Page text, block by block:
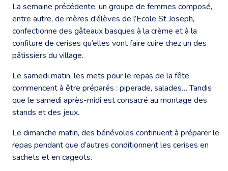
La semaine précédente, un groupe de femmes composé,
entre autre, de mères d’élèves de l’Ecole St Joseph,
confectionne des gâteaux basques à la crème et à la
confiture de cerises qu’elles vont faire cuire chez un des
pâtissiers du village.
Le samedi matin, les mets pour le repas de la fête
commencent à être préparés : piperade, salades… Tandis
que le samedi après-midi est consacré au montage des
stands et des jeux.
Le dimanche matin, des bénévoles continuent à préparer le
repas pendant que d’autres conditionnent les cerises en
sachets et en cageots.